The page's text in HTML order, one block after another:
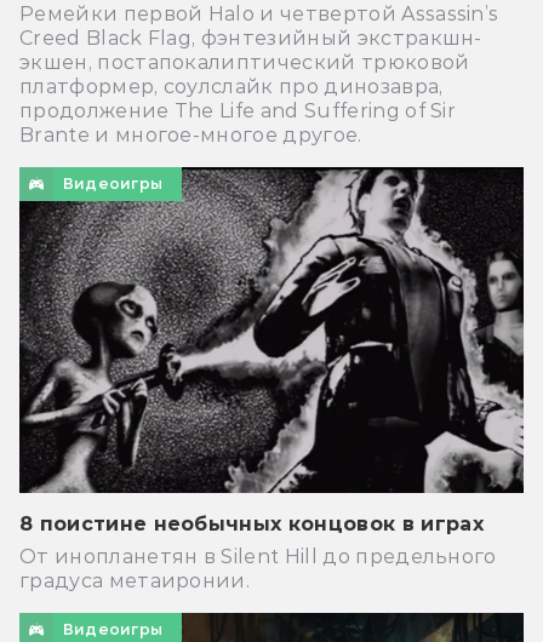
Ремейки первой Halo и четвертой Assassin’s
Creed Black Flag, фэнтезийный экстракшн-
экшен, постапокалиптический трюковой
платформер, соулслайк про динозавра,
продолжение The Life and Suffering of Sir
Brante и многое-многое другое.
Видеоигры
8 поистине необычных концовок в играх
От инопланетян в Silent Hill до предельного
градуса метаиронии.
Видеоигры